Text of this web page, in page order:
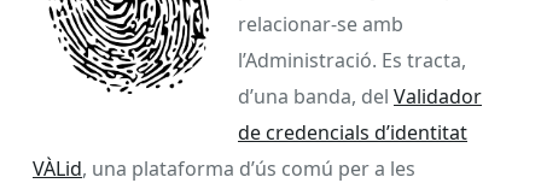
relacionar-se amb
l’Administració. Es tracta,
d’una banda, del Validador
de credencials d’identitat
VÀLid, una plataforma d’ús comú per a les